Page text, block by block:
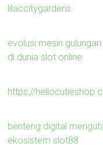
lilaccitygardens
evolusi mesin
di dunia slot online
https://
benteng digital
ekosistem slot88